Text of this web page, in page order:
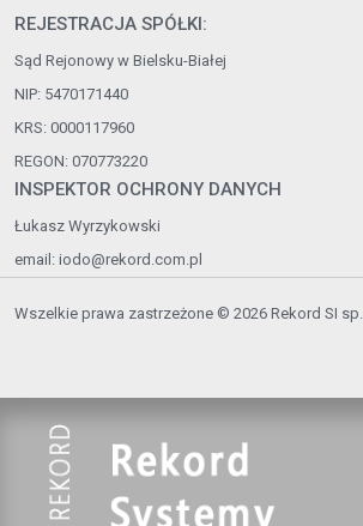
REJESTRACJA SPÓŁKI:
Sąd Rejonowy w Bielsku-Białej
NIP: 5470171440
KRS: 0000117960
REGON: 070773220
INSPEKTOR OCHRONY DANYCH
Łukasz Wyrzykowski
email: iodo@rekord.com.pl
Wszelkie prawa zastrzeżone © 2026 Rekord SI sp.